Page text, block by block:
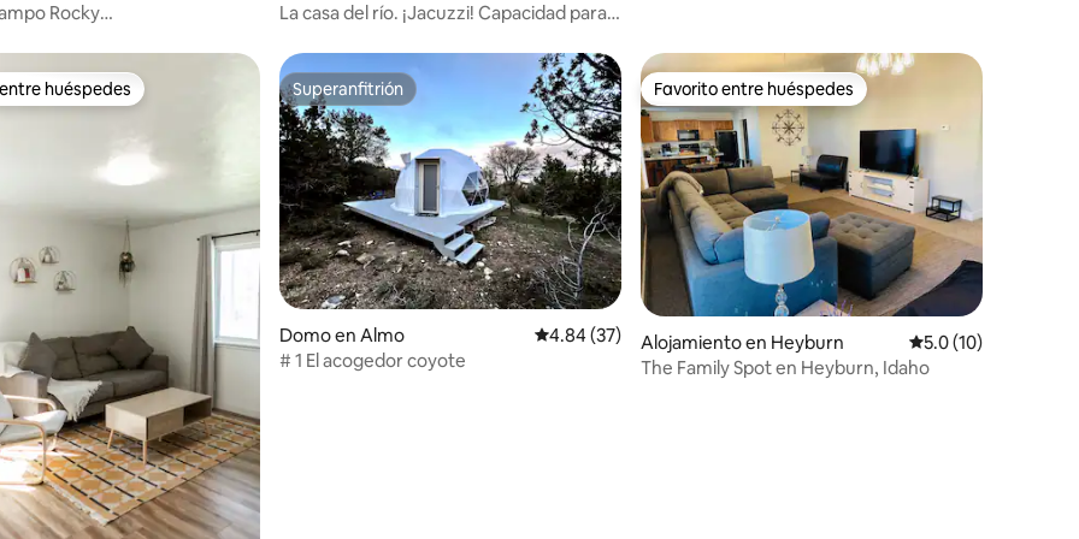
Rocky
La casa del río. ¡Jacuzzi! Capacidad para
de 5, 12 reseñas
huéspedes
huéspedes Superanfitrión
Superanfitrión
Domo en Almo Calificación promedio: 4.84 de 5, 37 reseñas
4.84 (37)
# 1 El acogedor coyote
Favorito entre huéspedes
Favorito entre huéspedes
Alojamiento en Heyburn Calificación
5.0 (10)
The Family Spot en Heyburn, Idaho